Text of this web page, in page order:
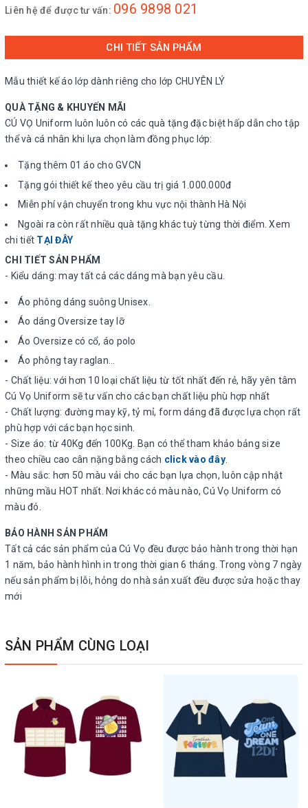
Liên hệ để được tư vấn: 096 9898 021
CHI TIẾT SẢN PHẨM
Mẫu thiết kế áo lớp dành riêng cho lớp CHUYÊN LÝ
QUÀ TẶNG & KHUYẾN MÃI
CÚ VỌ Uniform luôn luôn có các quà tặng đặc biệt hấp dẫn cho tập
thể và cá nhân khi lựa chọn làm đồng phục lớp:
Tặng thêm 01 áo cho GVCN
Tặng gói thiết kế theo yêu cầu trị giá 1.000.000đ
Miễn phí vận chuyển trong khu vực nội thành Hà Nội
Ngoài ra còn rất nhiều quà tặng khác tuỳ từng thời điểm. Xem
chi tiết TẠI ĐÂY
CHI TIẾT SẢN PHẨM
- Kiểu dáng: may tất cả các dáng mà bạn yêu cầu.
Áo phông dáng suông Unisex.
Áo dáng Oversize tay lỡ
Áo Oversize có cổ, áo polo
Áo phông tay raglan...
- Chất liệu: với hơn 10 loại chất liệu từ tốt nhất đến rẻ, hãy yên tâm
Cú Vọ Uniform sẽ tư vấn cho các bạn chất liệu phù hợp nhất
- Chất lượng: đường may kỹ, tỷ mỉ, form dáng đã được lựa chọn rất
phù hợp với các bạn học sinh.
- Size áo: từ 40Kg đến 100Kg. Bạn có thể tham khảo bảng size
theo chiều cao cân nặng bằng cách click vào đây.
- Màu sắc: hơn 50 màu vải cho các bạn lựa chọn, luôn cập nhật
những mầu HOT nhất. Nơi khác có màu nào, Cú Vọ Uniform có
màu đó.
BẢO HÀNH SẢN PHẨM
Tất cả các sản phẩm của Cú Vọ đều được bảo hành trong thời hạn
1 năm, bảo hành hình in trong thời gian 6 tháng. Trong vòng 7 ngày
nếu sản phẩm bị lỗi, hỏng do nhà sản xuất đều được sửa hoặc thay
mới
SẢN PHẨM CÙNG LOẠI